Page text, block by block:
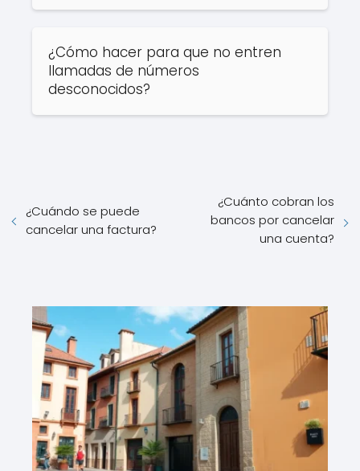
¿Cómo hacer para que no entren
llamadas de números
desconocidos?
¿Cuándo se puede
cancelar una factura?
¿Cuánto cobran los
bancos por cancelar
una cuenta?